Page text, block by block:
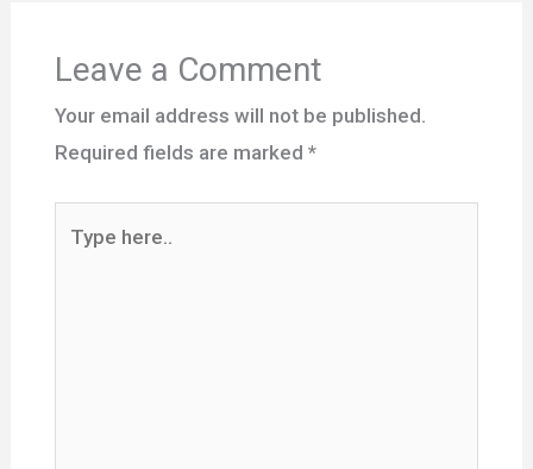
Leave a Comment
Your email address will not be published.
Required fields are marked *
here..